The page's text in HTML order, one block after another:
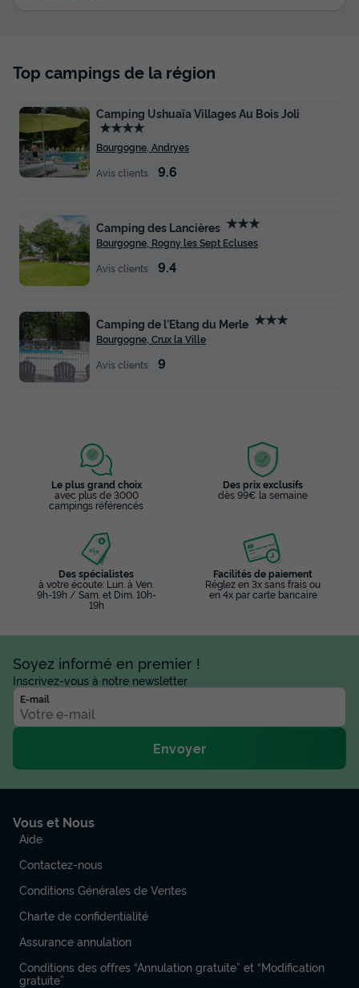
Top campings de la région
Camping Ushuaïa Villages Au Bois Joli
★★★★
Bourgogne, Andryes
Avis clients
9.6
Camping des Lancières ★★★
Bourgogne, Rogny les Sept Ecluses
Avis clients
9.4
Camping de l'Etang du Merle ★★★
Bourgogne, Crux la Ville
Avis clients
9
Le plus grand choix
avec plus de 3000
campings référencés
Des prix exclusifs
dès 99€ la semaine
Des spécialistes
à votre écoute: Lun. à Ven.
9h-19h / Sam. et Dim. 10h-
19h
Facilités de paiement
Réglez en 3x sans frais ou
en 4x par carte bancaire
Soyez informé en premier !
Inscrivez-vous à notre newsletter
E-mail
Envoyer
Vous et Nous
Aide
Contactez-nous
Conditions Générales de Ventes
Charte de confidentialité
Assurance annulation
Conditions des offres “Annulation gratuite” et “Modification
gratuite”